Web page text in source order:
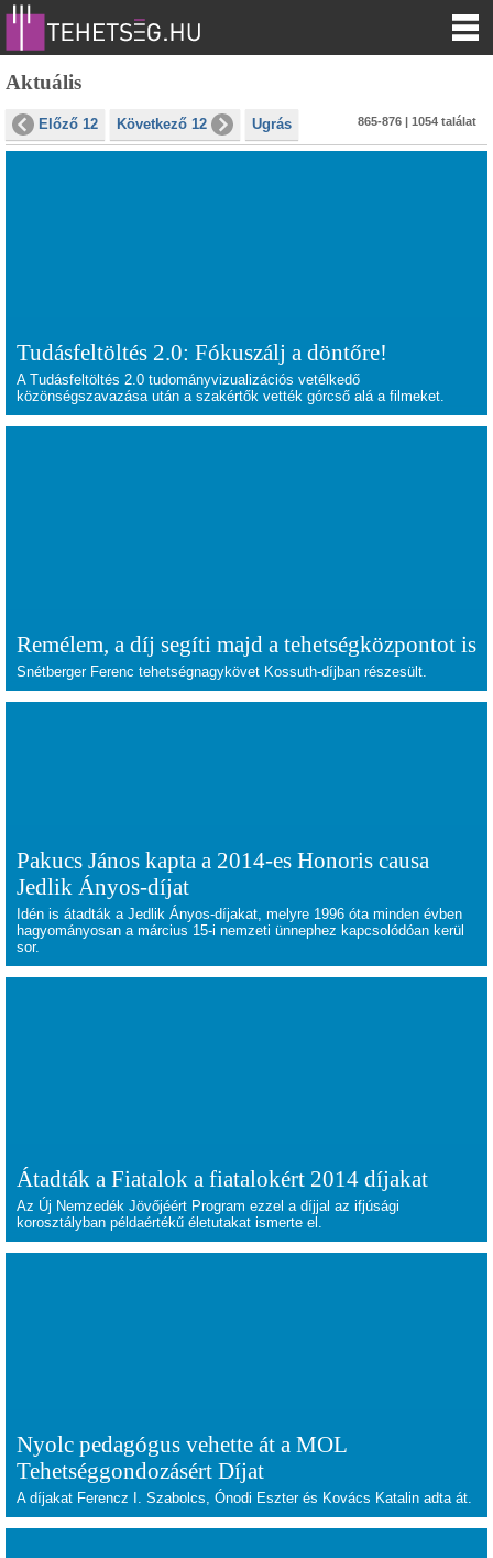
Aktuális
Előző 12 Következő 12 Ugrás 865-876 | 1054 találat
Tudásfeltöltés 2.0: Fókuszálj a döntőre!
A Tudásfeltöltés 2.0 tudományvizualizációs vetélkedő
közönségszavazása után a szakértők vették górcső alá a filmeket.
Remélem, a díj segíti majd a tehetségközpontot is
Snétberger Ferenc tehetségnagykövet Kossuth-díjban részesült.
Pakucs János kapta a 2014-es Honoris causa
Jedlik Ányos-díjat
Idén is átadták a Jedlik Ányos-díjakat, melyre 1996 óta minden évben
hagyományosan a március 15-i nemzeti ünnephez kapcsolódóan kerül
sor.
Átadták a Fiatalok a fiatalokért 2014 díjakat
Az Új Nemzedék Jövőjéért Program ezzel a díjjal az ifjúsági
korosztályban példaértékű életutakat ismerte el.
Nyolc pedagógus vehette át a MOL
Tehetséggondozásért Díjat
A díjakat Ferencz I. Szabolcs, Ónodi Eszter és Kovács Katalin adta át.